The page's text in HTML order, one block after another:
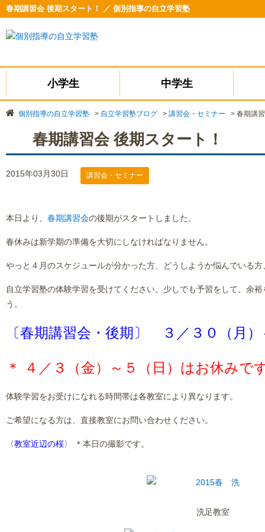
春期講習会 後期スタート！ ／ 個別指導の自立学習塾
小学生 中学生
個別指導の自立学習塾 > 自立学習塾ブログ > 講習会・セミナー > 春期講
春期講習会 後期スタート！
2015年03月30日 講習会・セミナー
本日より、 春期講習会の後期がスタートしました。
春休みは新学期の準備を大切にしなければなりません。
やっと４月のスケジュールが分かった方、どうしようか悩んでいる
自立学習塾の体験学習を受けてください。少しでも予習をして、余
う。
〔春期講習会・後期〕 ３／３０（月
＊ ４／３（金）～５（日）はお休みで
体験学習をお受けになれる時間帯は各教室により異なります。
ご希望になる方は、直接教室にお問い合わせください。
〈教室近辺の桜〉 ＊本日の撮影です。
洗足教室